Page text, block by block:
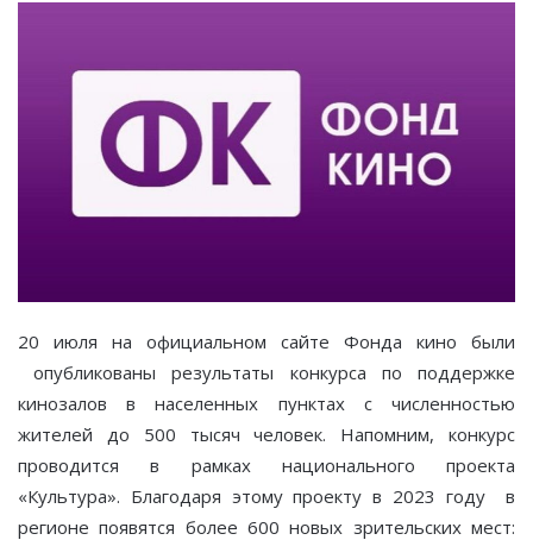
20 июля на официальном сайте Фонда кино были
опубликованы результаты конкурса по поддержке
кинозалов в населенных пунктах с численностью
жителей до 500 тысяч человек. Напомним, конкурс
проводится в рамках национального проекта
«Культура». Благодаря этому проекту в 2023 году в
регионе появятся более 600 новых зрительских мест: